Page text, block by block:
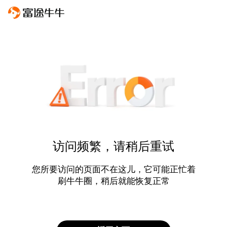
访问频繁，请稍后重试
您所要访问的页面不在这儿，它可能正忙着
刷牛牛圈，稍后就能恢复正常